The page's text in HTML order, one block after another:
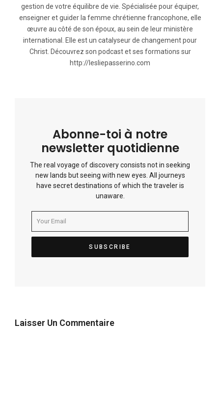
gestion de votre équilibre de vie. Spécialisée pour équiper,
enseigner et guider la femme chrétienne francophone, elle
œuvre au côté de son époux, au sein de leur ministère
international. Elle est un catalyseur de changement pour
Christ. Découvrez son podcast et ses formations sur
http://lesliepasserino.com
Abonne-toi à notre
newsletter quotidienne
The real voyage of discovery consists not in seeking
new lands but seeing with new eyes. All journeys
have secret destinations of which the traveler is
unaware.
Laisser Un Commentaire